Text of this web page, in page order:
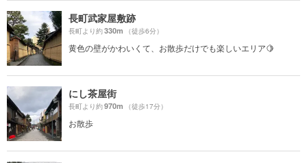
長町武家屋敷跡
長町より約330m （徒歩6分）
黄色の壁がかわいくて、お散歩だけでも楽しいエリア🍋
にし茶屋街
長町より約970m （徒歩17分）
お散歩